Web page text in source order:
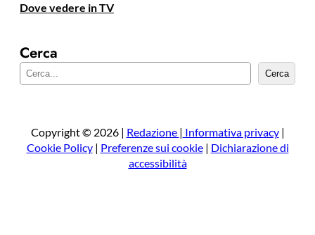
Dove vedere in TV
Cerca
e
a
Cerca
Copyright © 2026 | Redazione | Informativa privacy|
Cookie Policy| Preferenze sui cookie| Dichiarazione di
accessibilità